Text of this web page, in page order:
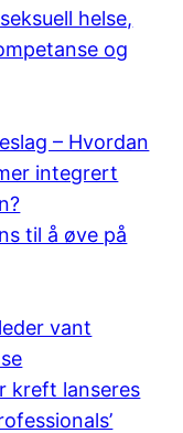
helse,
og
– Hvordan
integrert
til å øve på
vant
kreft lanseres